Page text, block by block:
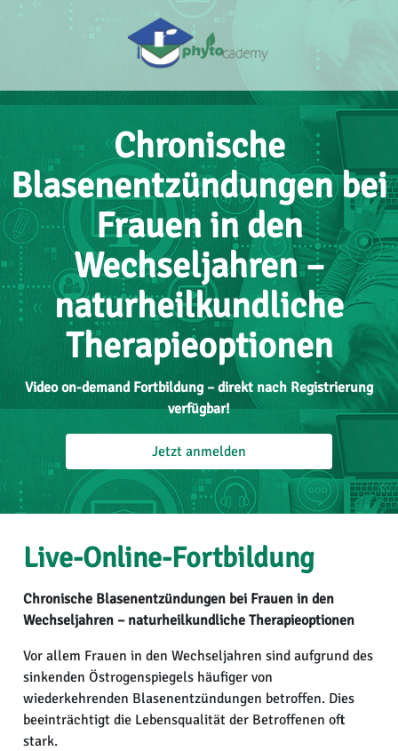
Chronische
Blasenentzündungen bei
Frauen in den
Wechseljahren –
naturheilkundliche
Therapieoptionen
Video on-demand Fortbildung – direkt nach Registrierung
verfügbar!
Jetzt anmelden
Live-Online-Fortbildung
Chronische Blasenentzündungen bei Frauen in den
Wechseljahren – naturheilkundliche Therapieoptionen
Vor allem Frauen in den Wechseljahren sind aufgrund des
sinkenden Östrogenspiegels häufiger von
wiederkehrenden Blasenentzündungen betroffen. Dies
beeinträchtigt die Lebensqualität der Betroffenen oft
stark.